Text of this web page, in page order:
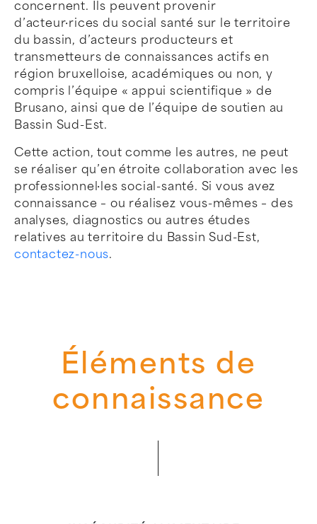
concernent. Ils peuvent provenir
d’acteur·rices du social santé sur le territoire
du bassin, d’acteurs producteurs et
transmetteurs de connaissances actifs en
région bruxelloise, académiques ou non, y
compris l’équipe « appui scientifique » de
Brusano, ainsi que de l’équipe de soutien au
Bassin Sud-Est.
Cette action, tout comme les autres, ne peut
se réaliser qu’en étroite collaboration avec les
professionnel·les social-santé. Si vous avez
connaissance – ou réalisez vous-mêmes – des
analyses, diagnostics ou autres études
relatives au territoire du Bassin Sud-Est,
contactez-nous.
Éléments de
connaissance